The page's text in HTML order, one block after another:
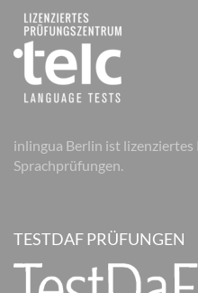
inlingua Berlin ist
Sprachprüfungen.
TESTDAF PRÜFUNGEN